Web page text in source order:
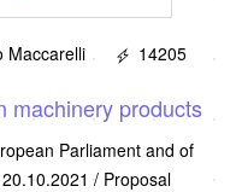
Maccarelli 14205
machinery products
Parliament and of
/ Proposal